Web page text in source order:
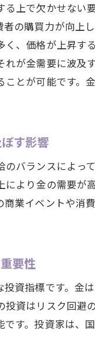
大府市の経
地域経済の
大府市経済
地元経済の
大府市での金相
大府市での
売買戦略に
大府市の経
季節的要因を考
季節の変化
大府市の四
上で欠かせな
の購買力が向
、価格が上昇す
が金需要に波
とが可能です
す影響
バランスによっ
より金の需要
業イベントや消
要性
資指標です。金
資はリスク回
す。投資家は